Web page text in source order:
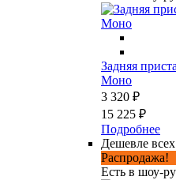
Задняя
Моно
3 320 ₽
15 225 ₽
Подробнее
Дешевле
Распродажа!
Есть в шоу-